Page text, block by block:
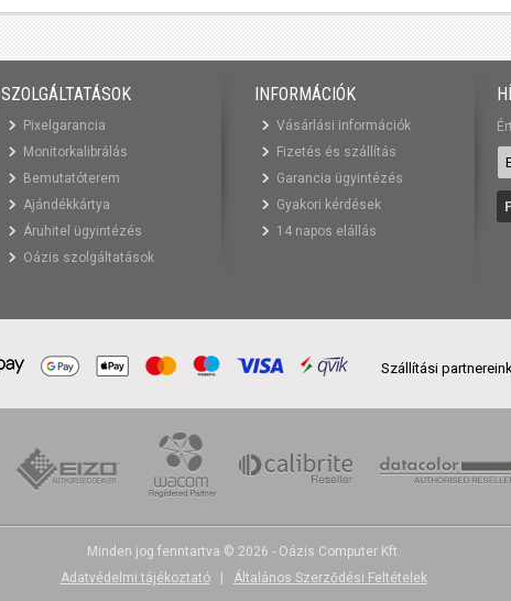
SZOLGÁLTATÁSOK
Pixelgarancia
Monitorkalibrálás
Bemutatóterem
Ajándékkártya
Áruhitel ügyintézés
Oázis szolgáltatások
INFORMÁCIÓK
Vásárlási információk
Fizetés és szállítás
Garancia ügyintézés
Gyakori kérdések
14 napos elállás
Szállítási
Minden jog fenntartva © 2026 - Oázis Computer Kft.
Adatvédelmi tájékoztató
Általános Szerződési Feltételek